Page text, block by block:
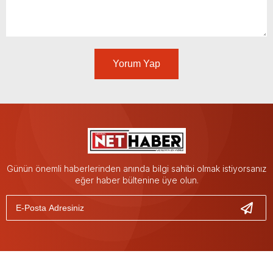
Yorum Yap
Günün önemli haberlerinden anında bilgi sahibi olmak istiyorsanız
eğer haber bültenine üye olun.